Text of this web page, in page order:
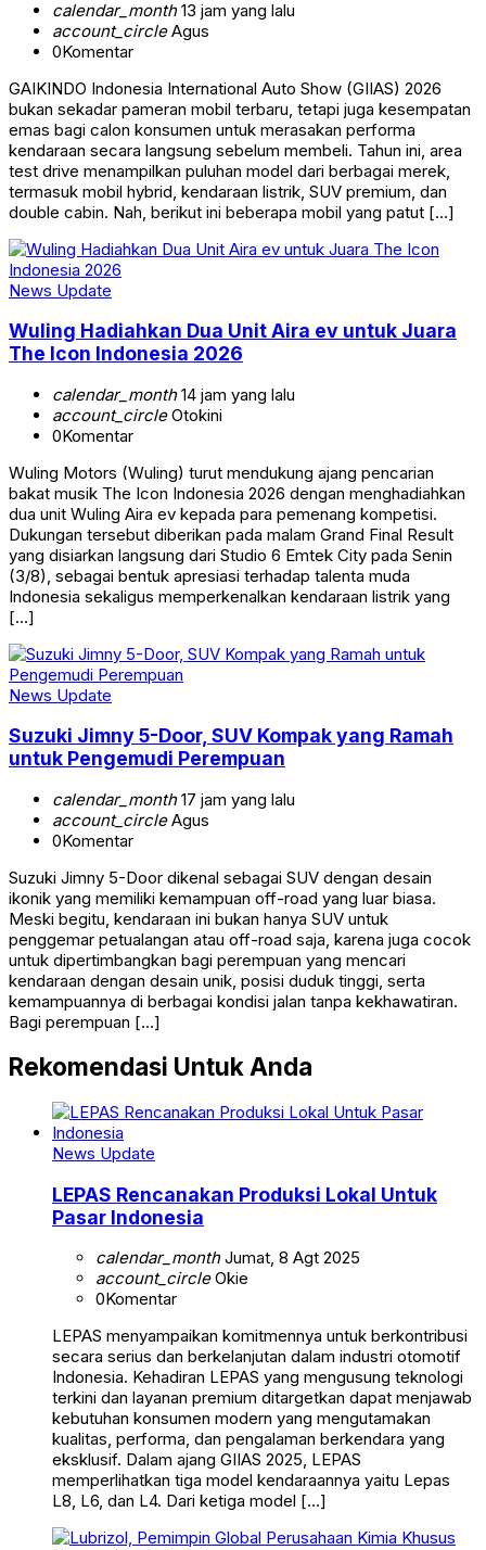
calendar_month13 jam yang lalu
account_circleAgus
0Komentar
GAIKINDO Indonesia International Auto Show (GIIAS) 2026
bukan sekadar pameran mobil terbaru, tetapi juga kesempatan
emas bagi calon konsumen untuk merasakan performa
kendaraan secara langsung sebelum membeli. Tahun ini, area
test drive menampilkan puluhan model dari berbagai merek,
termasuk mobil hybrid, kendaraan listrik, SUV premium, dan
double cabin. Nah, berikut ini beberapa mobil yang patut […]
News Update
Wuling Hadiahkan Dua Unit Aira ev untuk Juara
The Icon Indonesia 2026
calendar_month14 jam yang lalu
account_circleOtokini
0Komentar
Wuling Motors (Wuling) turut mendukung ajang pencarian
bakat musik The Icon Indonesia 2026 dengan menghadiahkan
dua unit Wuling Aira ev kepada para pemenang kompetisi.
Dukungan tersebut diberikan pada malam Grand Final Result
yang disiarkan langsung dari Studio 6 Emtek City pada Senin
(3/8), sebagai bentuk apresiasi terhadap talenta muda
Indonesia sekaligus memperkenalkan kendaraan listrik yang
[…]
News Update
Suzuki Jimny 5-Door, SUV Kompak yang Ramah
untuk Pengemudi Perempuan
calendar_month17 jam yang lalu
account_circleAgus
0Komentar
Suzuki Jimny 5-Door dikenal sebagai SUV dengan desain
ikonik yang memiliki kemampuan off-road yang luar biasa.
Meski begitu, kendaraan ini bukan hanya SUV untuk
penggemar petualangan atau off-road saja, karena juga cocok
untuk dipertimbangkan bagi perempuan yang mencari
kendaraan dengan desain unik, posisi duduk tinggi, serta
kemampuannya di berbagai kondisi jalan tanpa kekhawatiran.
Bagi perempuan […]
Rekomendasi Untuk Anda
News Update
LEPAS Rencanakan Produksi Lokal Untuk
Pasar Indonesia
calendar_monthJumat, 8 Agt 2025
account_circleOkie
0Komentar
LEPAS menyampaikan komitmennya untuk berkontribusi
secara serius dan berkelanjutan dalam industri otomotif
Indonesia. Kehadiran LEPAS yang mengusung teknologi
terkini dan layanan premium ditargetkan dapat menjawab
kebutuhan konsumen modern yang mengutamakan
kualitas, performa, dan pengalaman berkendara yang
eksklusif. Dalam ajang GIIAS 2025, LEPAS
memperlihatkan tiga model kendaraannya yaitu Lepas
L8, L6, dan L4. Dari ketiga model […]